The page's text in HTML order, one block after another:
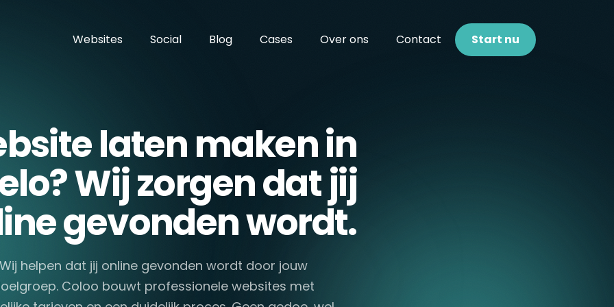
Websites
Social Blog Cases Over ons Contact Start nu
laten maken in
Wij zorgen dat jij
gevonden wordt.
Wij helpen dat jij online gevonden wordt door jouw
Coloo bouwt professionele websites met